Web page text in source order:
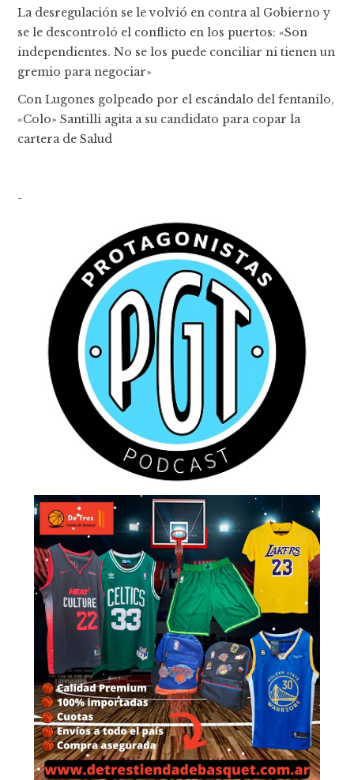
La desregulación se le volvió en contra al Gobierno y
se le descontroló el conflicto en los puertos: «Son
independientes. No se los puede conciliar ni tienen un
gremio para negociar»
Con Lugones golpeado por el escándalo del fentanilo,
«Colo» Santilli agita a su candidato para copar la
cartera de Salud
-